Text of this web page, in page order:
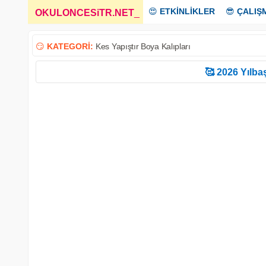
OKULONCESiTR.NET 😍 ETKİNLİKLER 😎
😏 KATEGORİ: Kes Yapıştır Boya Kalıpları
🥰 2026